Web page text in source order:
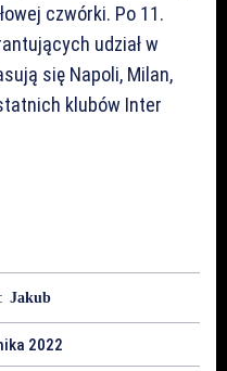
czwórki. Po 11.
udział w
się Napoli, Milan,
klubów Inter
Jakub
2022